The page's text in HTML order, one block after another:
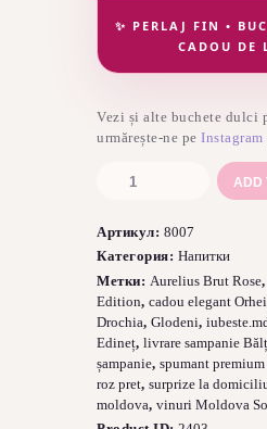
✨ PERLAJ FIN •
CADOU DE
Vezi și alte buchete dulci
urmărește-ne pe Instagram
SPUMANT
MAURT
AURELIUS
ROZ
BRUT
LIMIT.EDITION
ADD
Артикул: 8007
Категория: Напитки
Метки: Aurelius Brut Rose,
Edition, cadou elegant Orhei
Drochia, Glodeni,
Edineț, livrare sampanie
șampanie, spumant
roz pret, surprize la
moldova, vinuri Moldova